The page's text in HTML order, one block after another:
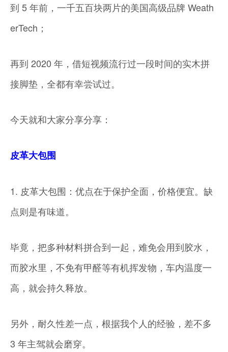
到 5 年前，一千五百块两片的美国高级品牌 Weath
erTech；
再到 2020 年，借短视频流行过一段时间的实木拼
接脚垫，全都有幸尝试过。
今天就和大家分享分享：
皮革大包围
1. 皮革大包围：优点在于保护全面，价格便宜。缺
点则是有味道。
毕竟，把多种材料拼合到一起，难免会用到胶水，
而胶水里，不免有甲醛等有机挥发物，车内温度一
高，就会持久释放。
另外，耐久性差一点，根据我个人的经验，差不多
3 年主驾就会磨穿。